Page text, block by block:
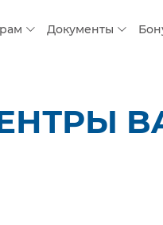
Документы